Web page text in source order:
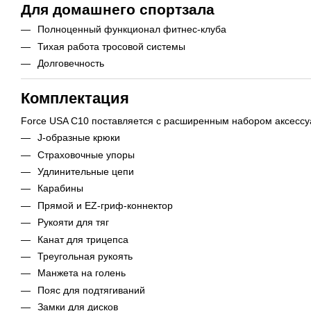
Для домашнего спортзала
Полноценный функционал фитнес-клуба
Тихая работа тросовой системы
Долговечность
Комплектация
Force USA C10 поставляется с расширенным набором
J-образные крюки
Страховочные упоры
Удлинительные цепи
Карабины
Прямой и EZ-гриф-коннектор
Рукояти для тяг
Канат для трицепса
Треугольная рукоять
Манжета на голень
Пояс для подтягиваний
Замки для дисков